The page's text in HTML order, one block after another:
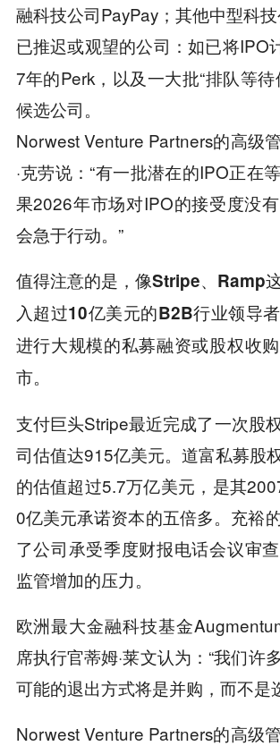
融科技公司PayPay；其他中型科技
已推迟或观望的公司：如已将IPO
7年的Perk，以及一大批“排队等
候选公司。
Norwest Venture Partners的高级
·克劳说：“有一批潜在的IPO正在
果2026年市场对IPO的接受度没
会急于行动。”
值得注意的是，像Stripe、Ramp
入超过10亿美元的B2B行业领导
进行大规模的私募融资或股权收
市。
支付巨头Stripe最近完成了一次股
司估值达915亿美元。道富私募股
的估值超过5.7万亿美元，是其
0亿美元承诺资本的五倍多。充裕
了公司承受季度财报电话会议审
监管增加的压力。
欧洲最大金融科技基金
席执行官蒂姆·莱文认为：“我们许
可能的退出方式将是并购，而不是
Norwest Venture Partners的高级